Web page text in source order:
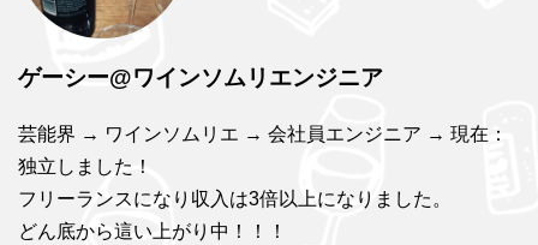
ゲーシー@ワインソムリエンジニア
芸能界 → ワインソムリエ → 会社員エンジニア → 現在：
独立しました！
フリーランスになり収入は3倍以上になりました。
どん底から這い上がり中！！！